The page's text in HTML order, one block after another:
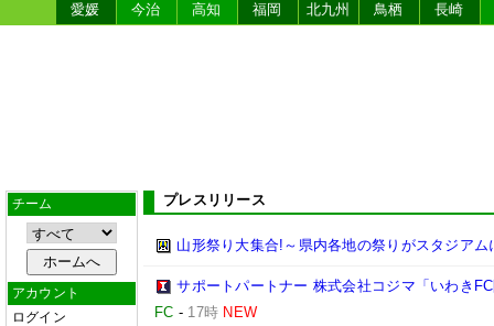
愛媛
今治 高知 福岡 北九州 鳥栖 長崎
チーム
アカウント
ログイン
プレスリリース
山形祭り大集合!～県内各地の祭りがスタジアム
サポートパートナー 株式会社コジマ「いわき
FC - 17時 NEW